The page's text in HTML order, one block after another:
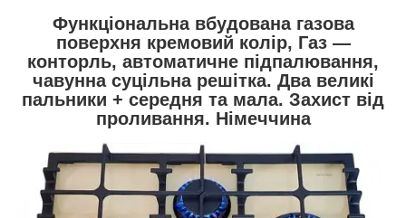
Функціональна вбудована газова
поверхня кремовий колір, Газ —
конторль, автоматичне підпалювання,
чавунна суцільна решітка. Два великі
пальники + середня та мала. Захист від
проливання. Німеччина